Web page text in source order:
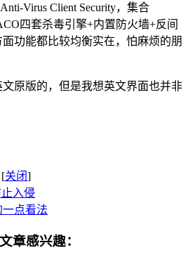
Virus Client Security，集合
四套杀毒引擎+内置防火墙+反间
功能都比较均衡实在，怕麻烦的朋
原版的，但是我想英文界面也并非
关闭]
入侵
点看法
章感兴趣：